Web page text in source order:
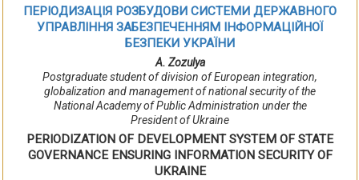
ПЕРІОДИЗАЦІЯ РОЗБУДОВИ СИСТЕМИ ДЕРЖАВНОГО
УПРАВЛІННЯ ЗАБЕЗПЕЧЕННЯМ ІНФОРМАЦІЙНОЇ
БЕЗПЕКИ УКРАЇНИ
A. Zozulya
Postgraduate student of division of European integration,
globalization and management of national security of the
National Academy of Public Administration under the
President of Ukraine
PERIODIZATION OF DEVELOPMENT SYSTEM OF STATE
GOVERNANCE ENSURING INFORMATION SECURITY OF
UKRAINE